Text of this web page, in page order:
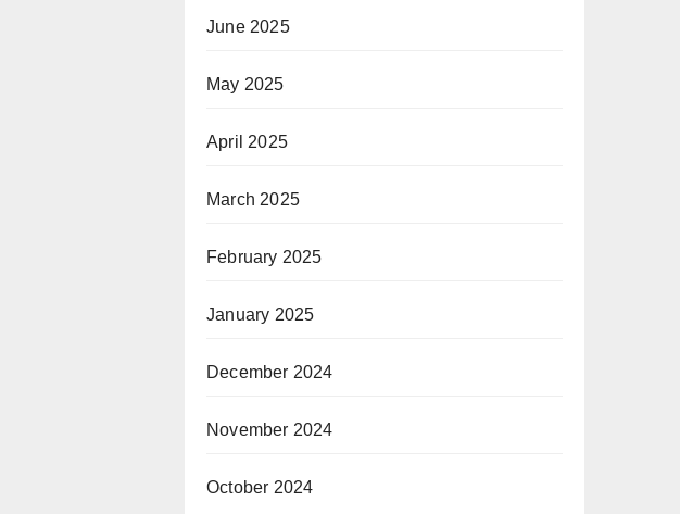
June 2025
May 2025
April 2025
March 2025
February 2025
January 2025
December 2024
November 2024
October 2024